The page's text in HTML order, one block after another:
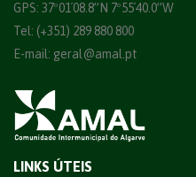
GPS: 37º01´08.8”N 7º55´40.0”W
Tel: (+351) 289 880 800
E-mail: geral@amal.pt
LINKS ÚTEIS